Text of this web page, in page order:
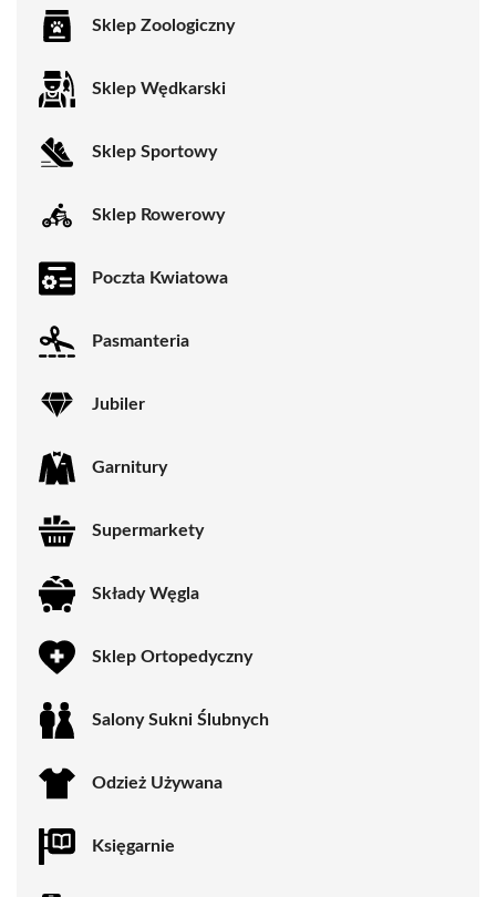
Sklep Zoologiczny
Sklep Wędkarski
Sklep Sportowy
Sklep Rowerowy
Poczta Kwiatowa
Pasmanteria
Jubiler
Garnitury
Supermarkety
Składy Węgla
Sklep Ortopedyczny
Salony Sukni Ślubnych
Odzież Używana
Księgarnie